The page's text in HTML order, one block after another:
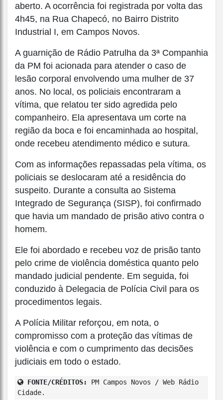
aberto. A ocorrência foi registrada por volta das
4h45, na Rua Chapecó, no Bairro Distrito
Industrial I, em Campos Novos.
A guarnição de Rádio Patrulha da 3ª Companhia
da PM foi acionada para atender o caso de
lesão corporal envolvendo uma mulher de 37
anos. No local, os policiais encontraram a
vítima, que relatou ter sido agredida pelo
companheiro. Ela apresentava um corte na
região da boca e foi encaminhada ao hospital,
onde recebeu atendimento médico e sutura.
Com as informações repassadas pela vítima, os
policiais se deslocaram até a residência do
suspeito. Durante a consulta ao Sistema
Integrado de Segurança (SISP), foi confirmado
que havia um mandado de prisão ativo contra o
homem.
Ele foi abordado e recebeu voz de prisão tanto
pelo crime de violência doméstica quanto pelo
mandado judicial pendente. Em seguida, foi
conduzido à Delegacia de Polícia Civil para os
procedimentos legais.
A Polícia Militar reforçou, em nota, o
compromisso com a proteção das vítimas de
violência e com o cumprimento das decisões
judiciais em todo o estado.
FONTE/CRÉDITOS:
PM Campos Novos / Web Rádio
Cidade.